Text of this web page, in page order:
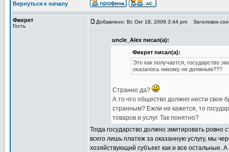
Вернуться к началу
Фикрет
Гость
Добавлено: Вс Окт 18, 2009 3:44 pm Заголовок
uncle_Alex писал(а):
Фикрет писал(а):
Это как получается, государство
оказалось никому не должным???
Странно да?
А то что общество должно нести свое
странным? Ежли не кажется, то
товаров и услуг. Так понятно?
Тогда государство должно эмитировать ровно
всего лишь платеж за оказанную услугу, мы
хозяйствующий субъект как и все остальные.